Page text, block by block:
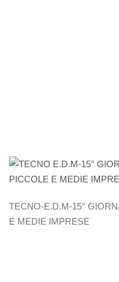
TECNO-E.D.M-15°
E MEDIE IMPRESE